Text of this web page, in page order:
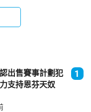
出售賽事計劃犯
支持恩芬天奴
1